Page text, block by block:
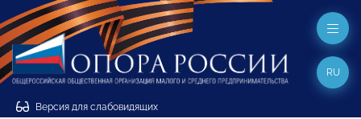
Версия для слабовидящих
RU